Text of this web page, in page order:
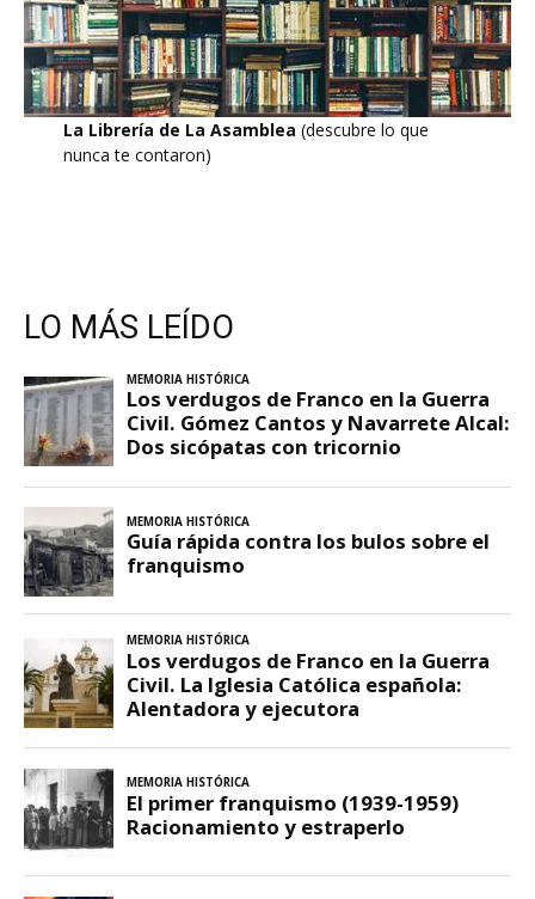
La Librería de La Asamblea (descubre lo que
nunca te contaron)
LO MÁS LEÍDO